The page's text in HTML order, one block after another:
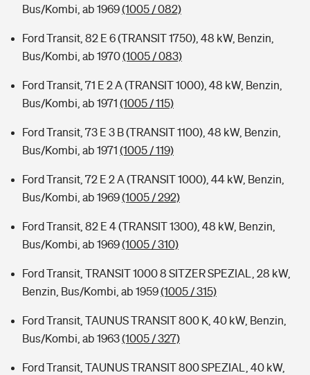
Bus/Kombi, ab 1969(1005 / 082)
Ford Transit, 82 E 6 (TRANSIT 1750), 48 kW, Benzin,
Bus/Kombi, ab 1970(1005 / 083)
Ford Transit, 71 E 2 A (TRANSIT 1000), 48 kW, Benzin,
Bus/Kombi, ab 1971 (1005 / 115)
Ford Transit, 73 E 3 B (TRANSIT 1100), 48 kW, Benzin,
Bus/Kombi, ab 1971 (1005 / 119)
Ford Transit, 72 E 2 A (TRANSIT 1000), 44 kW, Benzin,
Bus/Kombi, ab 1969(1005 / 292)
Ford Transit, 82 E 4 (TRANSIT 1300), 48 kW, Benzin,
Bus/Kombi, ab 1969(1005 / 310)
Ford Transit, TRANSIT 1000 8 SITZER SPEZIAL, 28 kW,
Benzin, Bus/Kombi, ab 1959(1005 / 315)
Ford Transit, TAUNUS TRANSIT 800 K, 40 kW, Benzin,
Bus/Kombi, ab 1963(1005 / 327)
Ford Transit, TAUNUS TRANSIT 800 SPEZIAL, 40 kW,